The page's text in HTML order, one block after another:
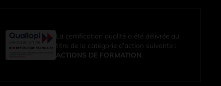
La certification qualité a été délivrée au
titre de la catégorie d’action suivante :
ACTIONS DE FORMATION